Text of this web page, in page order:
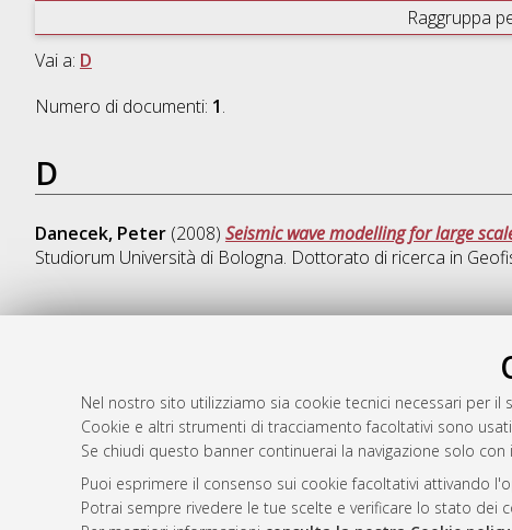
Nel nostro sito utilizziamo sia cookie tecnici necessari per
Cookie e altri strumenti di tracciamento facoltativi sono
Se chiudi questo banner continuerai la navigazione solo con
Puoi esprimere il consenso sui cookie facoltativi attivando
Potrai sempre rivedere le tue scelte e verificare lo stato
Raggruppa
Vai a: D
Numero di documenti: 1.
D
Danecek, Peter(2008) Seismic wave modelling for large
Studiorum Università di Bologna. Dottorato di ricerca in
Rss 1.0
Rss 2.0
AMS
ISSN: 2038-
Servizio
Impostazioni
Informativa
Condizioni